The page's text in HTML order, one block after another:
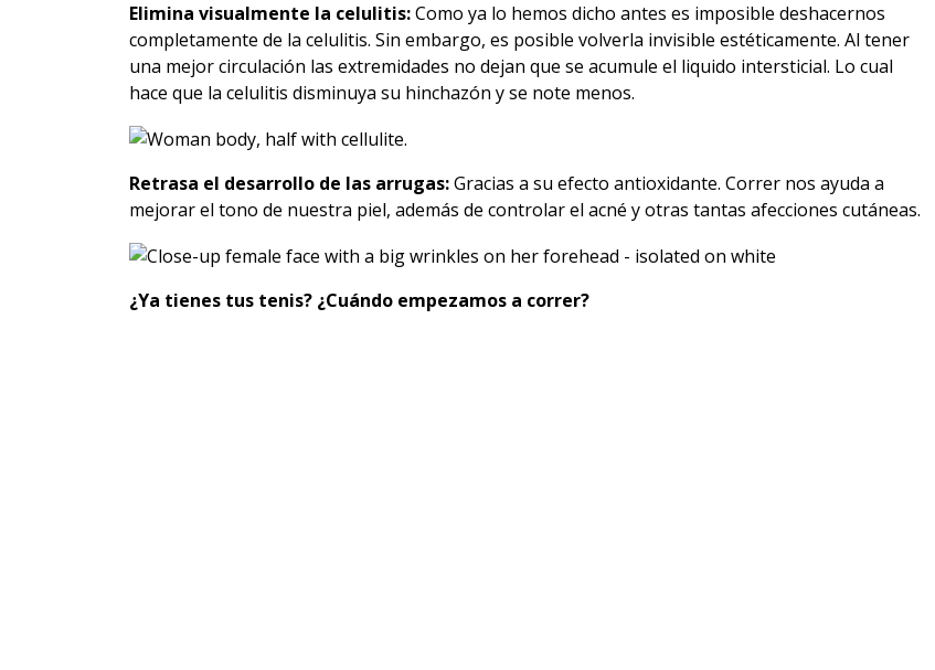
Elimina visualmente la celulitis:Como ya lo hemos dicho antes es imposible deshacernos
completamente de la celulitis. Sin embargo, es posible volverla invisible estéticamente. Al tener
una mejor circulación las extremidades no dejan que se acumule el liquido intersticial. Lo cual
hace que la celulitis disminuya su hinchazón y se note menos.
Retrasa el desarrollo de las arrugas:Gracias a su efecto antioxidante. Correr nos ayuda a
mejorar el tono de nuestra piel, además de controlar el acné y otras tantas afecciones cutáneas.
¿Ya tienes tus tenis? ¿Cuándo empezamos a correr?